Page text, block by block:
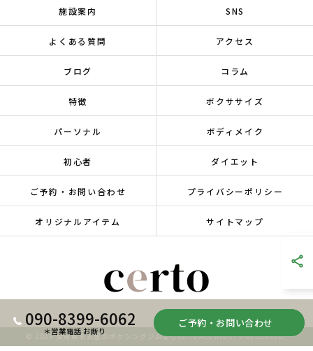
090-8399-6062
＊営業電話 お断り
ご予約・お問い合わせ
施設案内 SNS
よくある質問 アクセス
ブログ コラム
特徴 ボクササイズ
パーソナル ボディメイク
初心者 ダイエット
ご予約・お問い合わせ プライバシーポリシー
オリジナルアイテム サイトマップ
© 2026 愛知県名古屋のボクシングジムならcerto ALL RIGHTS RESERVED.